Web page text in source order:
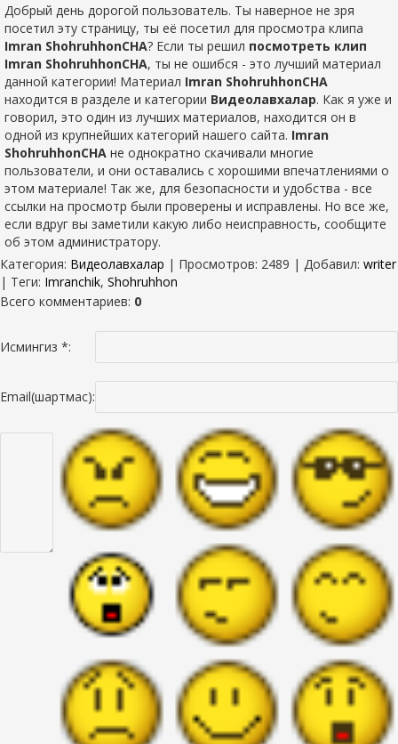
Добрый день дорогой пользователь. Ты наверное не зря
посетил эту страницу, ты её посетил для просмотра клипа
Imran ShohruhhonCHA? Если ты решил посмотреть клип
Imran ShohruhhonCHA, ты не ошибся - это лучший материал
данной категории! Материал Imran ShohruhhonCHA
находится в разделе и категории Видеолавхалар. Как я уже и
говорил, это один из лучших материалов, находится он в
одной из крупнейших категорий нашего сайта. Imran
ShohruhhonCHA не однократно скачивали многие
пользователи, и они оставались с хорошими впечатлениями о
этом материале! Так же, для безопасности и удобства - все
ссылки на просмотр были проверены и исправлены. Но все же,
если вдруг вы заметили какую либо неисправность, сообщите
об этом администратору.
Категория: Видеолавхалар | Просмотров: 2489 | Добавил: writer
| Теги: Imranchik, Shohruhhon
Всего комментариев: 0
Исмингиз *:
Email(шартмас):